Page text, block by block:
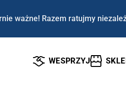
ważne! Razem ratujmy
WESPRZYJ